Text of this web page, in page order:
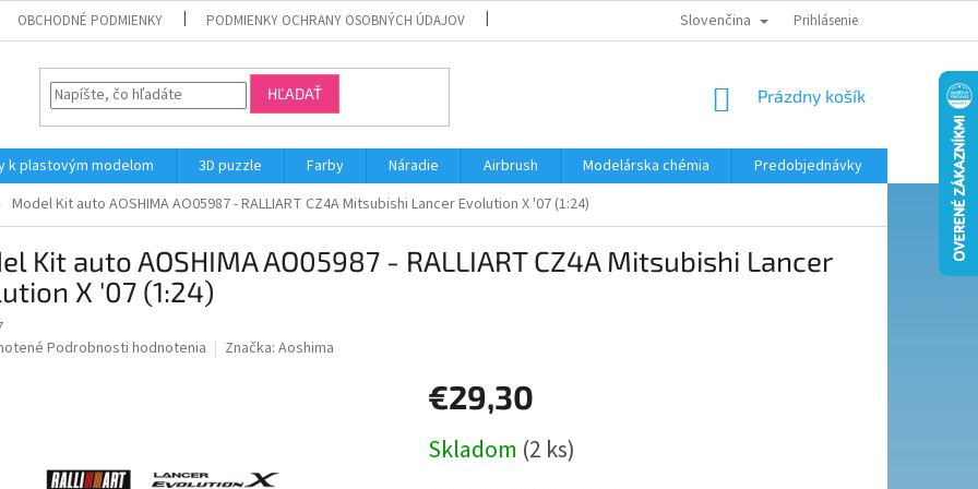
OBCHODNÉ PODMIENKY PODMIENKY OCHRANY OSOBNÝCH ÚDAJOV MODELÁRSKY KRÚŽOK
Slovenčina Prihlásenie
HĽADAŤ
NÁKUPNÝ
Prázdny košík
k plastovým modelom 3D puzzle Farby Náradie Airbrush Modelárska chémia
Predobjednávky
Model Kit auto AOSHIMA AO05987 - RALLIART CZ4A Mitsubishi Lancer Evolution X '07 (1:24)
Kit auto AOSHIMA AO05987 - RALLIART CZ4A Mitsubishi Lancer
X '07 (1:24)
Podrobnosti hodnotenia Značka: Aoshima
€29,30
cena:
Skladom (2 ks)